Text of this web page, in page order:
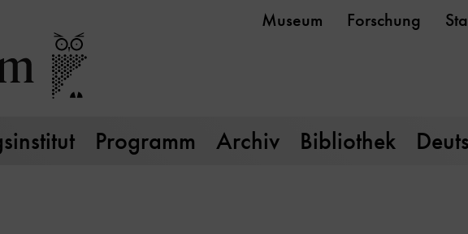
Museum Forschung
Programm Archiv Bibliothek